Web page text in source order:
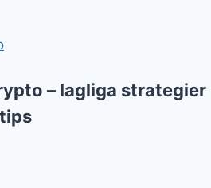
– lagliga strategier